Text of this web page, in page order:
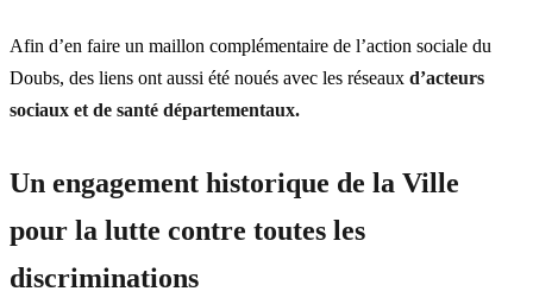
Afin d’en faire un maillon complémentaire de l’action sociale du
Doubs, des liens ont aussi été noués avec les réseaux d’acteurs
sociaux et de santé départementaux.
Un engagement historique de la Ville
pour la lutte contre toutes les
discriminations